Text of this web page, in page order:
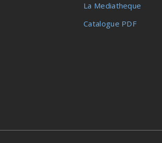
La Mediatheque
Catalogue PDF